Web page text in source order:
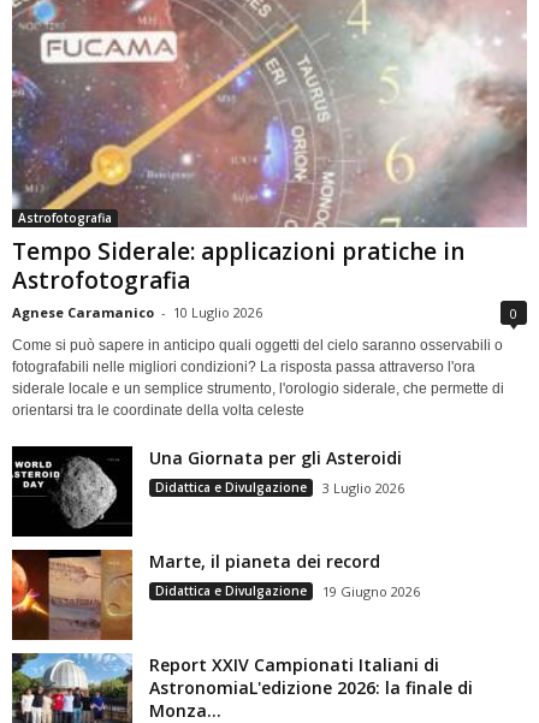
Astrofotografia
Tempo Siderale: applicazioni pratiche in
Astrofotografia
Agnese Caramanico - 10 Luglio 2026 0
Come si può sapere in anticipo quali oggetti del cielo saranno osservabili o
fotografabili nelle migliori condizioni? La risposta passa attraverso l'ora
siderale locale e un semplice strumento, l'orologio siderale, che permette di
orientarsi tra le coordinate della volta celeste
Una Giornata per gli Asteroidi
Didattica e Divulgazione 3 Luglio 2026
Marte, il pianeta dei record
Didattica e Divulgazione 19 Giugno 2026
Report XXIV Campionati Italiani di
AstronomiaL'edizione 2026: la finale di
Monza...